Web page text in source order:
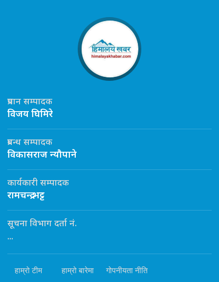
प्रधान सम्पादक
विजय घिमिरे
प्रबन्ध सम्पादक
विकासराज न्यौपाने
कार्यकारी सम्पादक
रामचन्द्र भट्ट
सूचना विभाग दर्ता नं.
...
हाम्रो टीम हाम्रो बारेमा गोपनीयता नीति